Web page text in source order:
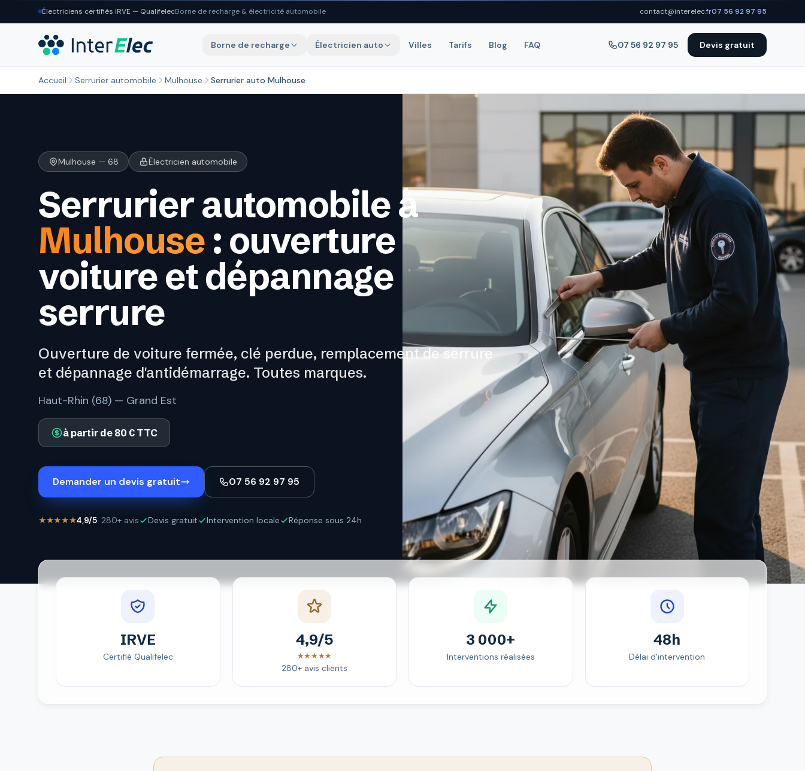
Aller au contenu principal
Électriciens certifiés IRVE — QualifelecBorne de recharge & électricité automobile contact@interelec.fr07 56 92 97 95
Borne de recharge Électricien auto Villes Tarifs Blog FAQ 07 56 92 97 95 Devis gratuit
Accueil Serrurier automobile Mulhouse Serrurier auto Mulhouse
Mulhouse — 68 Électricien automobile
Serrurier automobile à
Mulhouse : ouverture
voiture et dépannage
serrure
Ouverture de voiture fermée, clé perdue, remplacement de serrure
et dépannage d'antidémarrage. Toutes marques.
Haut-Rhin (68) — Grand Est
à partir de 80 € TTC
Demander un devis gratuit 07 56 92 97 95
★★★★★4,9/5· 280+ avis Devis gratuit Intervention locale Réponse sous 24h
IRVE
Certifié Qualifelec
4,9/5
★★★★★
280+ avis clients
3 000+
Interventions réalisées
48h
Délai d'intervention